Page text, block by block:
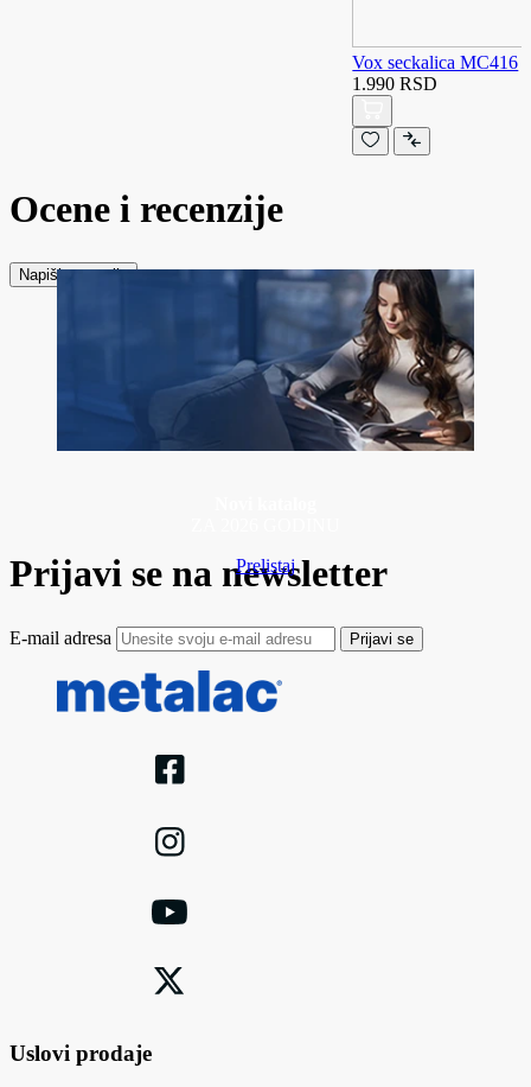
Vox seckalica MC416
1.990 RSD
Ocene i recenzije
Napiši recenziju
Prelistaj
Prijavi se na newsletter
E-mail adresa Prijavi se
Uslovi prodaje